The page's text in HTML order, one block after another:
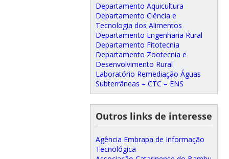
Departamento Aquicultura
Departamento Ciência e
Tecnologia dos Alimentos
Departamento Engenharia Rural
Departamento Fitotecnia
Departamento Zootecnia e
Desenvolvimento Rural
Laboratório Remediação Águas
Subterrâneas – CTC – ENS
Outros links de interesse
Agência Embrapa de Informação
Tecnológica